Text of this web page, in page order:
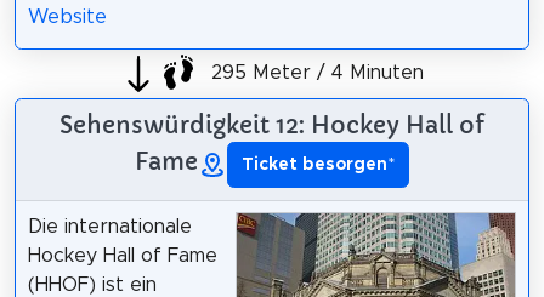
Website
295 Meter / 4 Minuten
Sehenswürdigkeit 12: Hockey Hall of
Fame
Ticket besorgen*
Die internationale
Hockey Hall of Fame
(HHOF) ist ein